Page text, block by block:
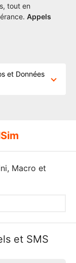
tout en
Appels
et Données
Macro et
et SMS